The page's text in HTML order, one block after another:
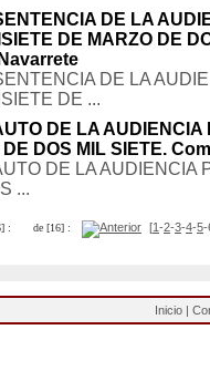
DE LA
DE MARZO DE
DE LA
DE ...
DE LA
DOS MIL SIETE.
DE LA AUDIENCIA
...
: de [16] : [1-2-3-4-5-
Inicio |